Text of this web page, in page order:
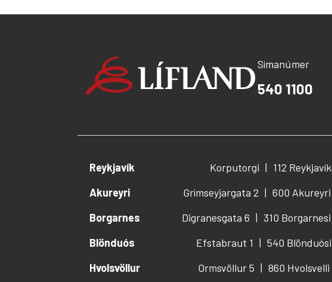
Símanúmer
540 1100
Reykjavík Korputorgi 112 Reykjavík
Akureyri
Grímseyjargata 2 600 Akureyri
Borgarnes
Digranesgata 6 310 Borgarnesi
Blönduós
Efstabraut 1 540 Blönduósi
Hvolsvöllur
Ormsvöllur 5 860 Hvolsvelli